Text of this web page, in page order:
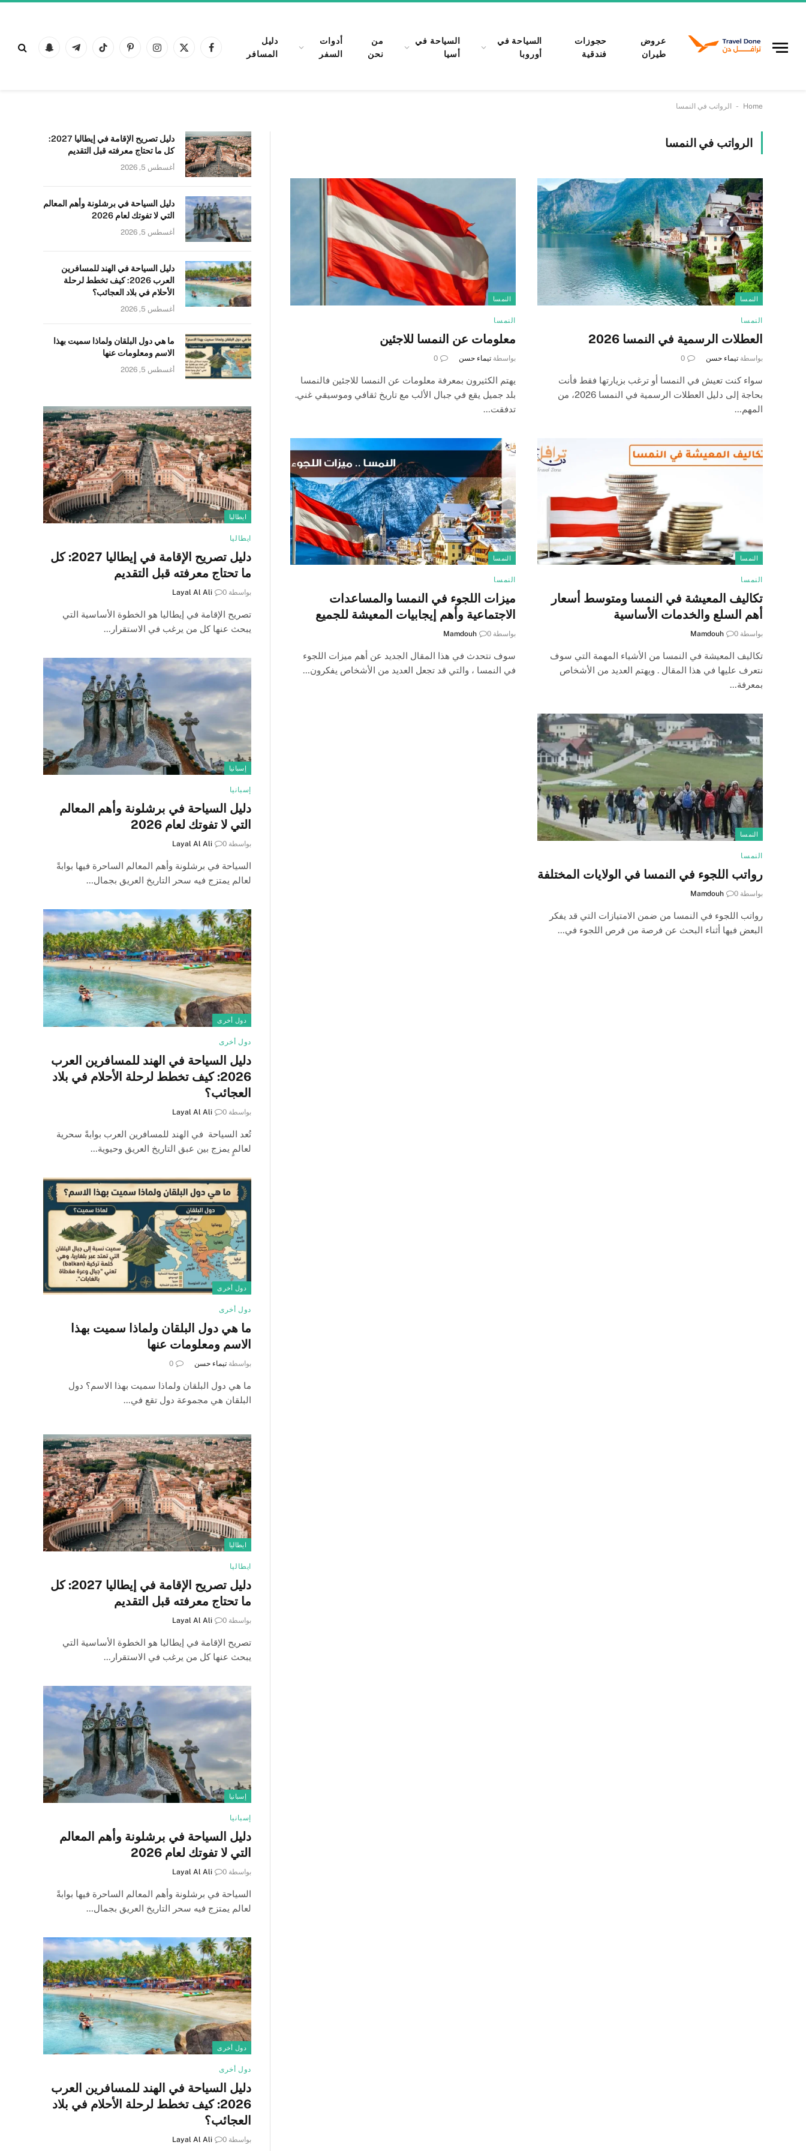
عروض
طيران
حجوزات
فندقية
السياحة في
أوروبا
السياحة في
أسيا
من
نحن
أدوات
السفر
دليل
المسافر
فيسبوكX
الانستغرامبينتيريستتيكتوك تيلقرام Snapchat
Home
- الرواتب في النمسا
الرواتب في النمسا
النمسا
النمسا
العطلات الرسمية في النمسا 2026
بواسطة تيماء حسن 0
سواء كنت تعيش في النمسا أو ترغب بزيارتها فقط فأنت
بحاجة إلى دليل العطلات الرسمية في النمسا 2026، من
المهم…
النمسا
النمسا
معلومات عن النمسا للاجئين
بواسطة تيماء حسن 0
يهتم الكثيرون بمعرفة معلومات عن النمسا للاجئين فالنمسا
بلد جميل يقع في جبال الألب مع تاريخ ثقافي وموسيقي غني.
تدفقت…
النمسا
النمسا
تكاليف المعيشة في النمسا ومتوسط أسعار
أهم السلع والخدمات الأساسية
بواسطة Mamdouh 0
تكاليف المعيشة في النمسا من الأشياء المهمة التي سوف
نتعرف عليها في هذا المقال . ويهتم العديد من الأشخاص
بمعرفة…
النمسا
النمسا
ميزات اللجوء في النمسا والمساعدات
الاجتماعية وأهم إيجابيات المعيشة للجميع
بواسطة Mamdouh 0
سوف نتحدث في هذا المقال الجديد عن أهم ميزات اللجوء
في النمسا ، والتي قد تجعل العديد من الأشخاص يفكرون…
النمسا
النمسا
رواتب اللجوء في النمسا في الولايات المختلفة
بواسطة Mamdouh 0
رواتب اللجوء في النمسا من ضمن الامتيازات التي قد يفكر
البعض فيها أثناء البحث عن فرصة من فرص اللجوء في…
دليل تصريح الإقامة في إيطاليا 2027:
كل ما تحتاج معرفته قبل التقديم
أغسطس 5, 2026
دليل السياحة في برشلونة وأهم المعالم
التي لا تفوتك لعام 2026
أغسطس 5, 2026
دليل السياحة في الهند للمسافرين
العرب 2026: كيف تخطط لرحلة
الأحلام في بلاد العجائب؟
أغسطس 5, 2026
ما هي دول البلقان ولماذا سميت بهذا
الاسم ومعلومات عنها
أغسطس 5, 2026
ايطاليا
ايطاليا
دليل تصريح الإقامة في إيطاليا 2027: كل
ما تحتاج معرفته قبل التقديم
بواسطة Layal Al Ali 0
تصريح الإقامة في إيطاليا هو الخطوة الأساسية التي
يبحث عنها كل من يرغب في الاستقرار…
إسبانيا
إسبانيا
دليل السياحة في برشلونة وأهم المعالم
التي لا تفوتك لعام 2026
بواسطة Layal Al Ali 0
السياحة في برشلونة وأهم المعالم الساحرة فيها بوابةً
لعالم يمتزج فيه سحر التاريخ العريق بجمال…
دول أخرى
دول أخرى
دليل السياحة في الهند للمسافرين العرب
2026: كيف تخطط لرحلة الأحلام في بلاد
العجائب؟
بواسطة Layal Al Ali 0
تُعد السياحة في الهند للمسافرين العرب بوابةً سحرية
لعالمٍ يمزج بين عبق التاريخ العريق وحيوية…
دول أخرى
دول أخرى
ما هي دول البلقان ولماذا سميت بهذا
الاسم ومعلومات عنها
بواسطة تيماء حسن 0
ما هي دول البلقان ولماذا سميت بهذا الاسم؟ دول
البلقان هي مجموعة دول تقع في…
ايطاليا
ايطاليا
دليل تصريح الإقامة في إيطاليا 2027: كل
ما تحتاج معرفته قبل التقديم
بواسطة Layal Al Ali 0
تصريح الإقامة في إيطاليا هو الخطوة الأساسية التي
يبحث عنها كل من يرغب في الاستقرار…
إسبانيا
إسبانيا
دليل السياحة في برشلونة وأهم المعالم
التي لا تفوتك لعام 2026
بواسطة Layal Al Ali 0
السياحة في برشلونة وأهم المعالم الساحرة فيها بوابةً
لعالم يمتزج فيه سحر التاريخ العريق بجمال…
دول أخرى
دول أخرى
دليل السياحة في الهند للمسافرين العرب
2026: كيف تخطط لرحلة الأحلام في بلاد
العجائب؟
بواسطة Layal Al Ali 0